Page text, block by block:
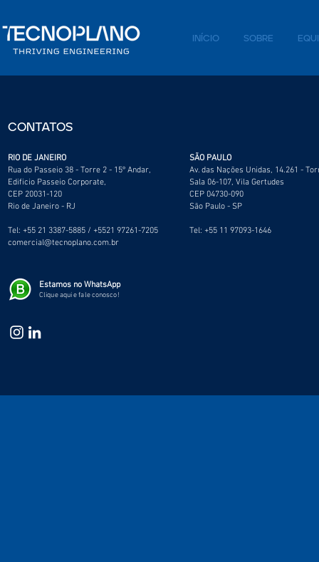
INÍCIO SOBRE
CONTATOS
RIO DE JANEIRO
Rua do Passeio 38 - Torre 2 - 15º Andar,
Edificio Passeio Corporate,
CEP 20031-120
Rio de Janeiro - RJ
Tel: +55 21 3387-5885 / +5521 97261-7205
comercial@tecnoplano.com.br
SÃO PAULO
Av. das Nações Unidas, 14.261 -
Sala 06-107, Vila Gertudes
CEP 04730-090
São Paulo - SP
Tel: +55 11 97093-1646
Clique aqui e fale conosco!
Estamos no WhatsApp